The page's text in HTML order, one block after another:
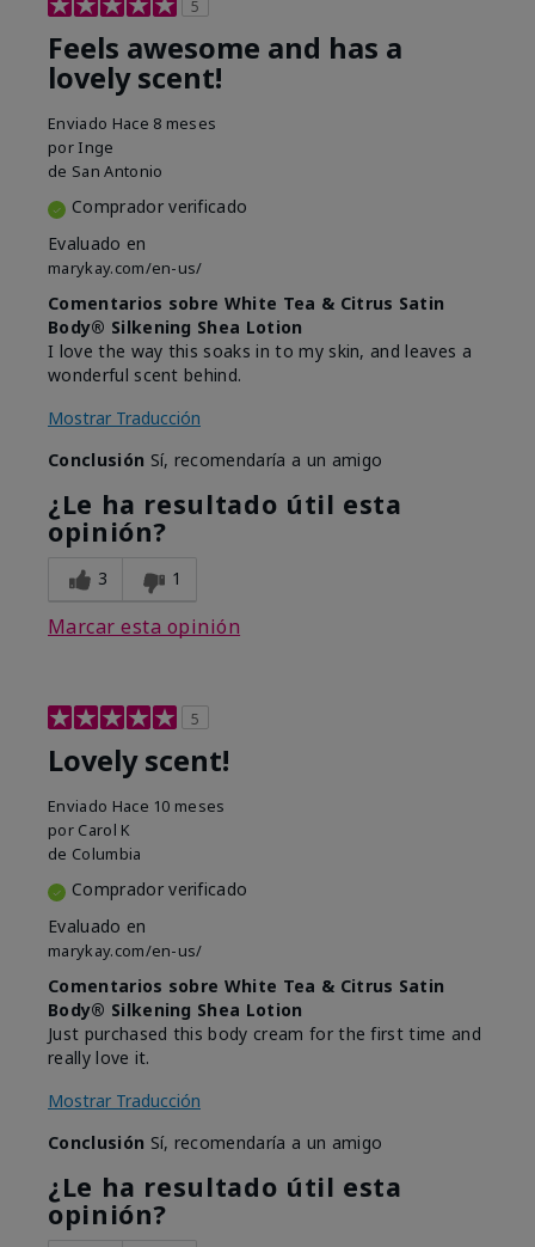
5
Feels awesome and has a
lovely scent!
Enviado Hace 8 meses
por Inge
de San Antonio
Comprador verificado
Evaluado en
marykay.com/en-us/
Comentarios sobre White Tea & Citrus Satin
Body® Silkening Shea Lotion
I love the way this soaks in to my skin, and leaves a
wonderful scent behind.
Mostrar Traducción
Conclusión Sí, recomendaría a un amigo
¿Le ha resultado útil esta
opinión?
3 1
Marcar esta opinión
5
Lovely scent!
Enviado Hace 10 meses
por Carol K
de Columbia
Comprador verificado
Evaluado en
marykay.com/en-us/
Comentarios sobre White Tea & Citrus Satin
Body® Silkening Shea Lotion
Just purchased this body cream for the first time and
really love it.
Mostrar Traducción
Conclusión Sí, recomendaría a un amigo
¿Le ha resultado útil esta
opinión?